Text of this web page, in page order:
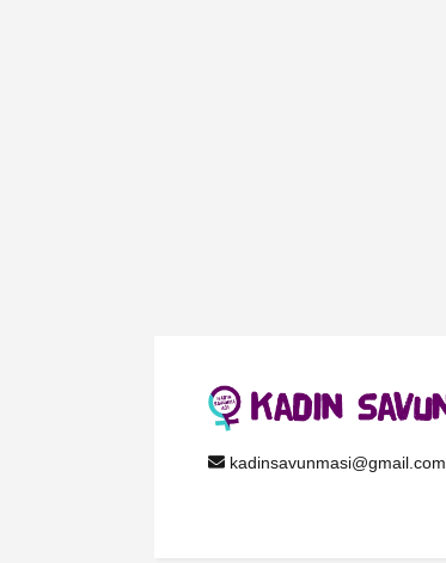
kadinsavunmasi@gmail.com